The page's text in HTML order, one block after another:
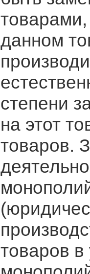
данном
степени
на этот
товаров.
товаров в